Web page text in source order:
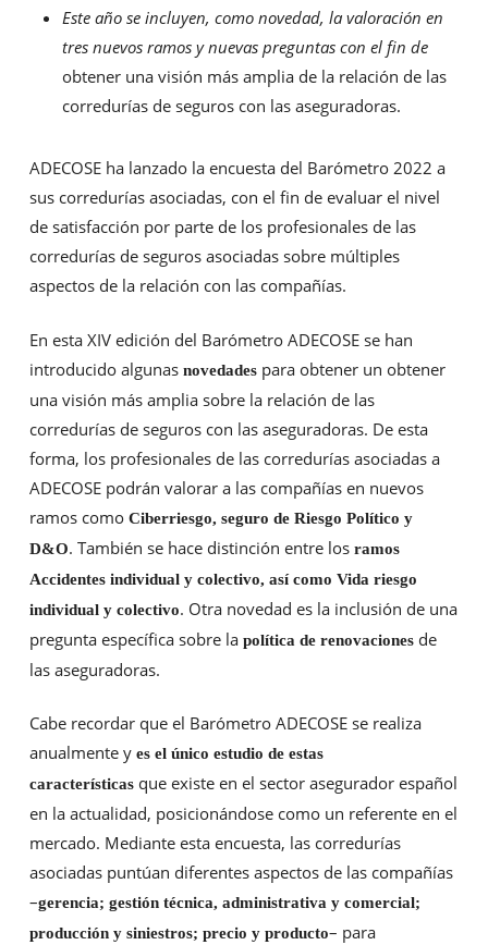
Este año se incluyen, como novedad, la valoración en
tres nuevos ramos y nuevas preguntas con el fin de
obtener una visión más amplia de la relación de las
corredurías de seguros con las aseguradoras.
ADECOSE ha lanzado la encuesta del Barómetro 2022 a
sus corredurías asociadas, con el fin de evaluar el nivel
de satisfacción por parte de los profesionales de las
corredurías de seguros asociadas sobre múltiples
aspectos de la relación con las compañías.
En esta XIV edición del Barómetro ADECOSE se han
introducido algunas novedadespara obtener un obtener
una visión más amplia sobre la relación de las
corredurías de seguros con las aseguradoras. De esta
forma, los profesionales de las corredurías asociadas a
ADECOSE podrán valorar a las compañías en nuevos
ramos como Ciberriesgo, seguro de Riesgo Político y
D&O. También se hace distinción entre los ramos
Accidentes individual y colectivo, así como Vida riesgo
individual y colectivo. Otra novedad es la inclusión de una
pregunta específica sobre la política de renovacionesde
las aseguradoras.
Cabe recordar que el Barómetro ADECOSE se realiza
anualmente y es el único estudio de estas
características que existe en el sector asegurador español
en la actualidad, posicionándose como un referente en el
mercado. Mediante esta encuesta, las corredurías
asociadas puntúan diferentes aspectos de las compañías
–gerencia; gestión técnica, administrativa y comercial;
producción y siniestros; precio y producto– para